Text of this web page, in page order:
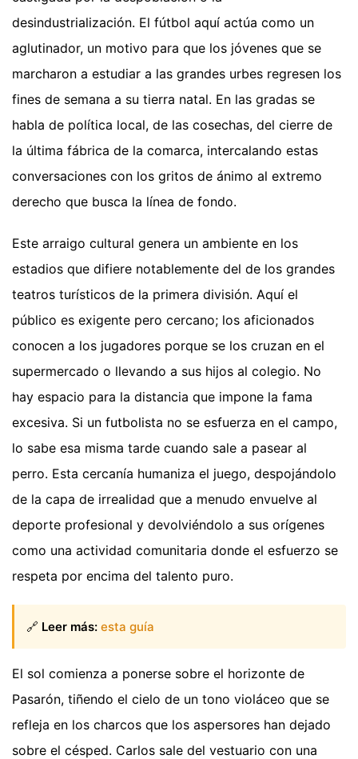
desindustrialización. El fútbol aquí actúa como un
aglutinador, un motivo para que los jóvenes que se
marcharon a estudiar a las grandes urbes regresen los
fines de semana a su tierra natal. En las gradas se
habla de política local, de las cosechas, del cierre de
la última fábrica de la comarca, intercalando estas
conversaciones con los gritos de ánimo al extremo
derecho que busca la línea de fondo.
Este arraigo cultural genera un ambiente en los
estadios que difiere notablemente del de los grandes
teatros turísticos de la primera división. Aquí el
público es exigente pero cercano; los aficionados
conocen a los jugadores porque se los cruzan en el
supermercado o llevando a sus hijos al colegio. No
hay espacio para la distancia que impone la fama
excesiva. Si un futbolista no se esfuerza en el campo,
lo sabe esa misma tarde cuando sale a pasear al
perro. Esta cercanía humaniza el juego, despojándolo
de la capa de irrealidad que a menudo envuelve al
deporte profesional y devolviéndolo a sus orígenes
como una actividad comunitaria donde el esfuerzo se
respeta por encima del talento puro.
🔗 Leer más: esta guía
El sol comienza a ponerse sobre el horizonte de
Pasarón, tiñendo el cielo de un tono violáceo que se
refleja en los charcos que los aspersores han dejado
sobre el césped. Carlos sale del vestuario con una